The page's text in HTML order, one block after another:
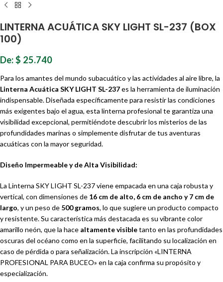
LINTERNA ACUÁTICA SKY LIGHT SL-237 (BOX
100)
De:$ 25.740
Para los amantes del mundo subacuático y las actividades al aire libre, la
Linterna Acuática SKY LIGHT SL-237es la herramienta de iluminación
indispensable. Diseñada específicamente para resistir las condiciones
más exigentes bajo el agua, esta linterna profesional te garantiza una
visibilidad excepcional, permitiéndote descubrir los misterios de las
profundidades marinas o simplemente disfrutar de tus aventuras
acuáticas con la mayor seguridad.
Diseño Impermeable y de Alta Visibilidad:
La Linterna SKY LIGHT SL-237 viene empacada en una caja robusta y
vertical, con dimensiones de 16 cm de alto, 6 cm de ancho y 7 cm de
largo, y un peso de 500 gramos, lo que sugiere un producto compacto
y resistente. Su característica más destacada es su vibrante color
amarillo neón, que la hace altamente visibletanto en las profundidades
oscuras del océano como en la superficie, facilitando su localización en
caso de pérdida o para señalización. La inscripción «LINTERNA
PROFESIONAL PARA BUCEO» en la caja confirma su propósito y
especialización.